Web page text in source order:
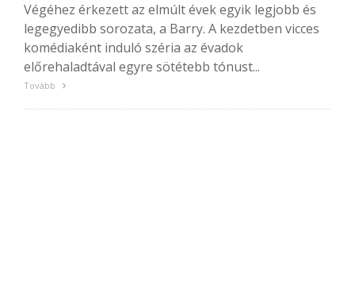
Végéhez érkezett az elmúlt évek egyik legjobb és
legegyedibb sorozata, a Barry. A kezdetben vicces
komédiaként induló széria az évadok
előrehaladtával egyre sötétebb tónust...
Tovább